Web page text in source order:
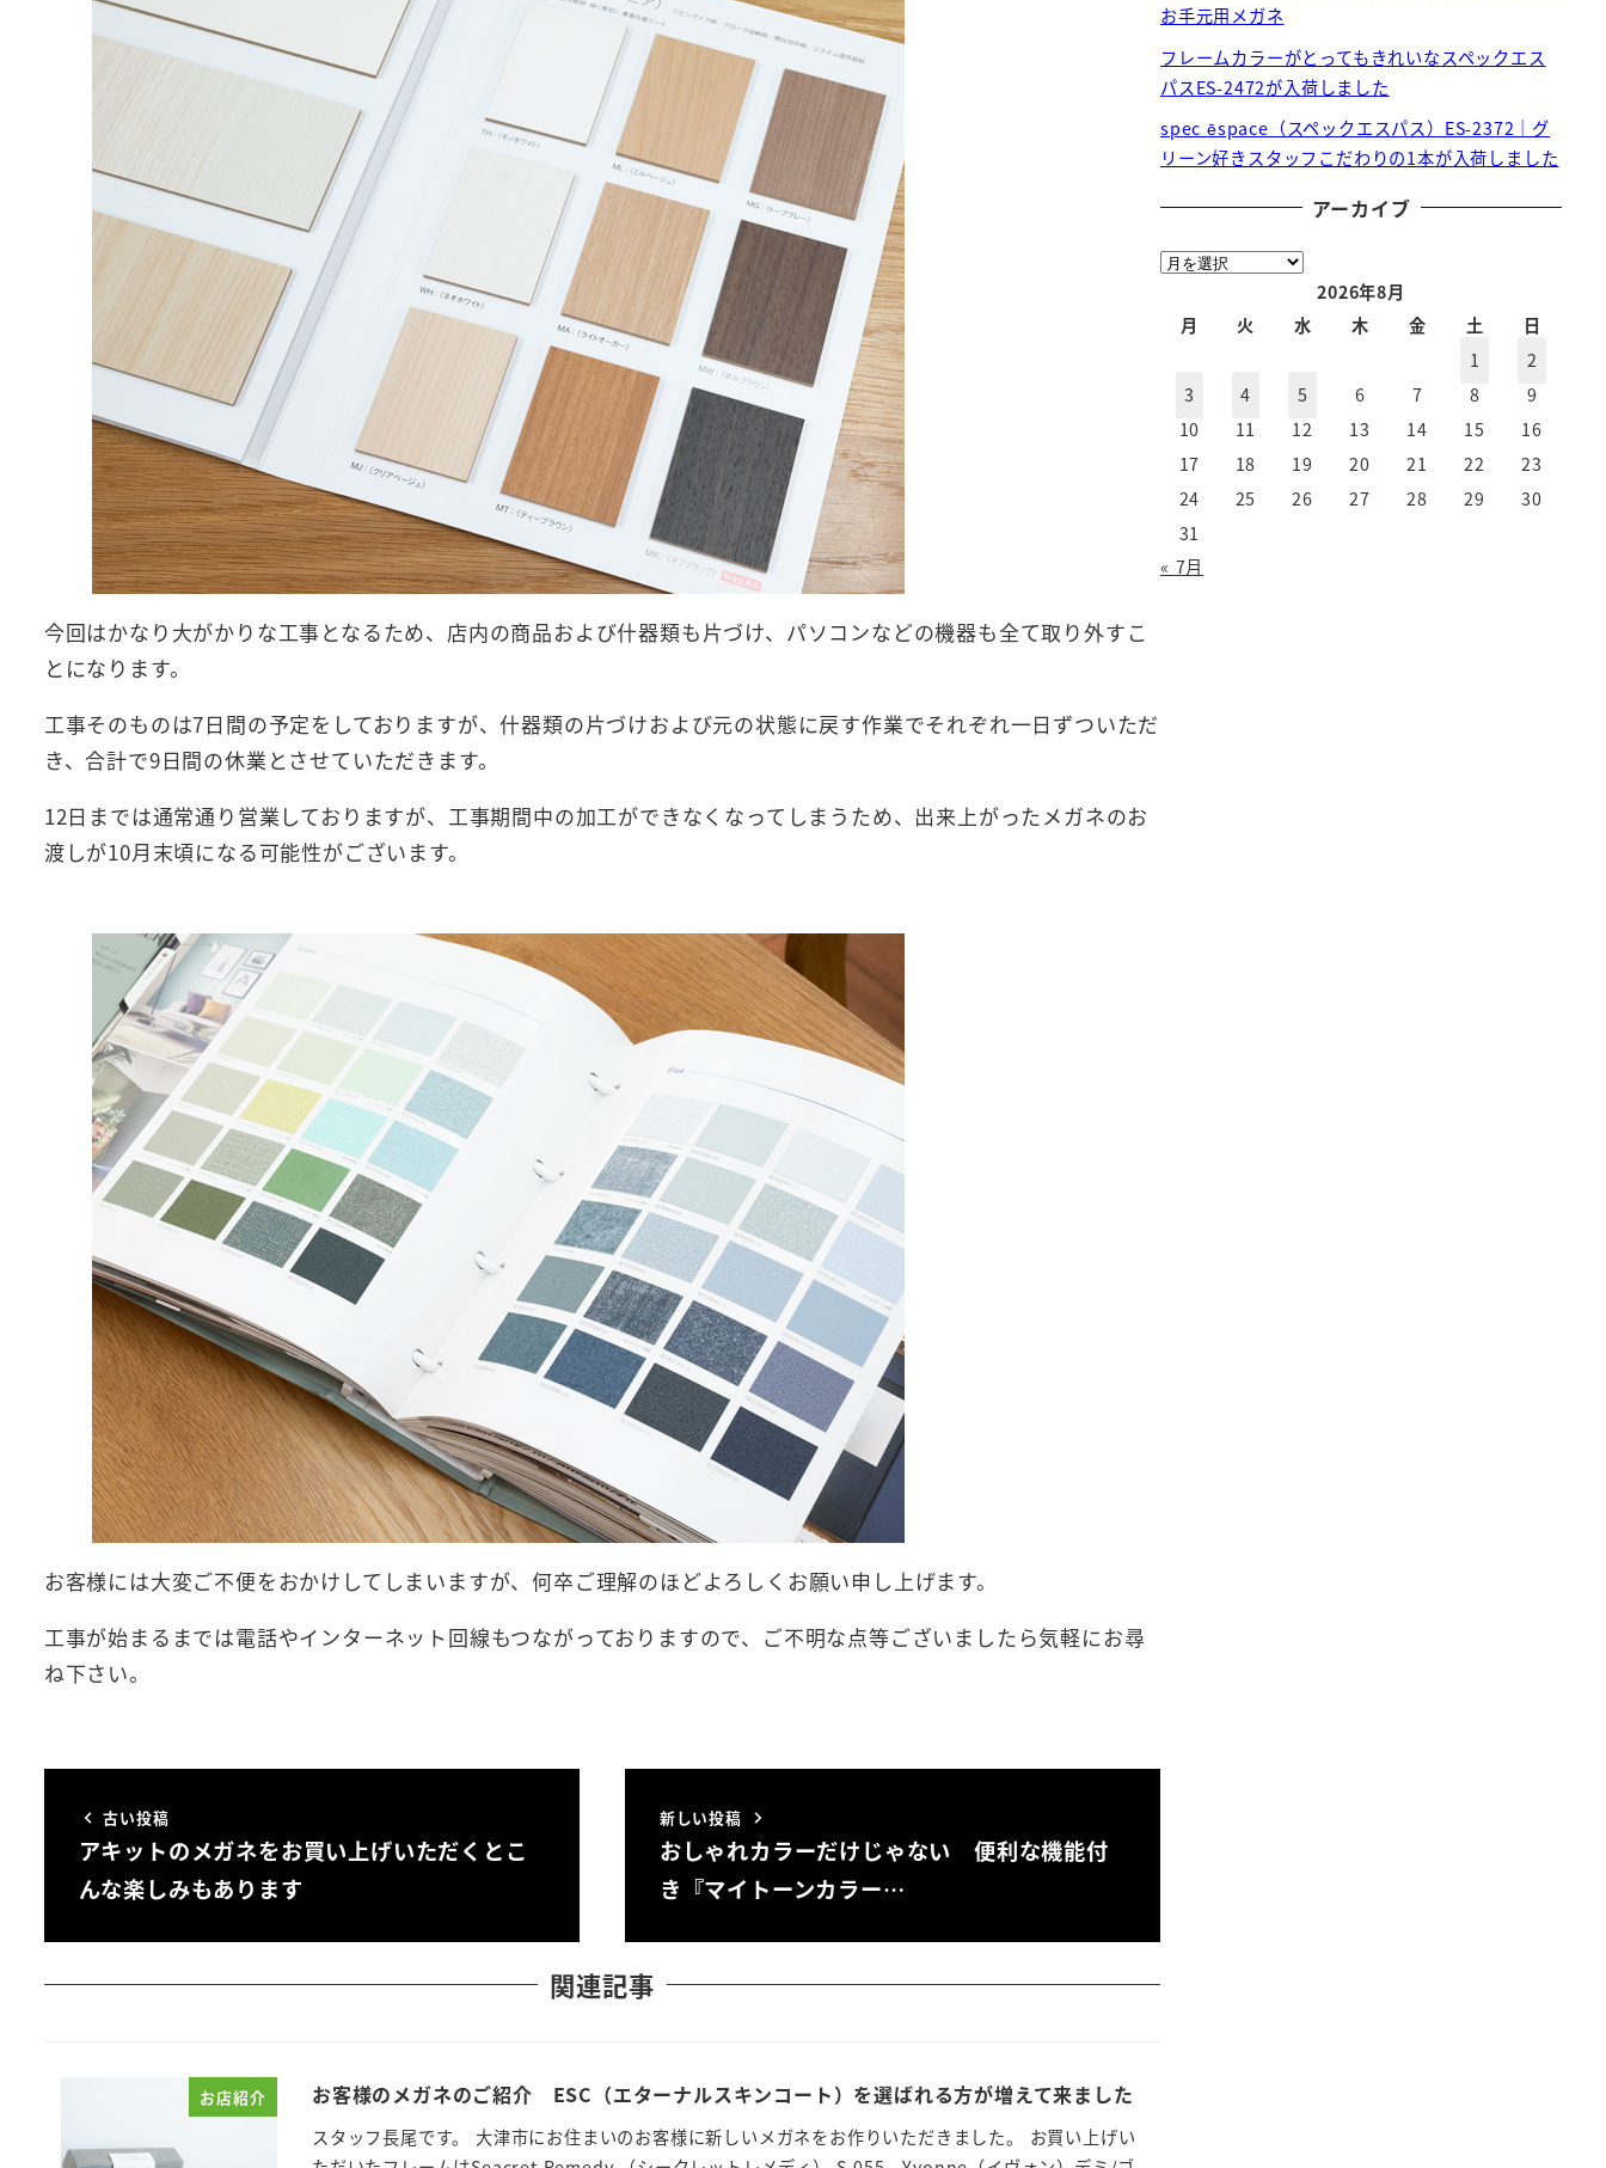
今回はかなり大がかりな工事となるため、店内の商品および什器類も片づけ、パソコンなどの機器も全て取り外すこ
とになります。
工事そのものは7日間の予定をしておりますが、什器類の片づけおよび元の状態に戻す作業でそれぞれ一日ずついただ
き、合計で9日間の休業とさせていただきます。
12日までは通常通り営業しておりますが、工事期間中の加工ができなくなってしまうため、出来上がったメガネのお
渡しが10月末頃になる可能性がございます。
お客様には大変ご不便をおかけしてしまいますが、何卒ご理解のほどよろしくお願い申し上げます。
工事が始まるまでは電話やインターネット回線もつながっておりますので、ご不明な点等ございましたら気軽にお尋
ね下さい。
古い投稿
アキットのメガネをお買い上げいただくとこ
んな楽しみもあります
新しい投稿
おしゃれカラーだけじゃない 便利な機能付
き『マイトーンカラー…
関連記事
お店紹介 お客様のメガネのご紹介 ESC（エターナルスキンコート）を選ばれる方が増えて来ました
スタッフ長尾です。 大津市にお住まいのお客様に新しいメガネをお作りいただきました。 お買い上げい
お手元用メガネ
フレームカラーがとってもきれいなスペックエス
パスES-2472が入荷しました
spec ēspace（スペックエスパス）ES-2372｜グ
リーン好きスタッフこだわりの1本が入荷しました
アーカイブ
ア
2026年8月
月
火 水 木 金 土
日
1
2
3
4 5 6 7 8
9
10
11 12 13 14 15
16
17
18 19 20 21 22
23
24
25 26 27 28 29
30
31
« 7月